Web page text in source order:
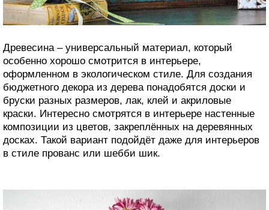
Древесина – универсальный материал, который
особенно хорошо смотрится в интерьере,
оформленном в экологическом стиле. Для создания
бюджетного декора из дерева понадобятся доски и
бруски разных размеров, лак, клей и акриловые
краски. Интересно смотрятся в интерьере настенные
композиции из цветов, закреплённых на деревянных
досках. Такой вариант подойдёт даже для интерьеров
в стиле прованс или шебби шик.